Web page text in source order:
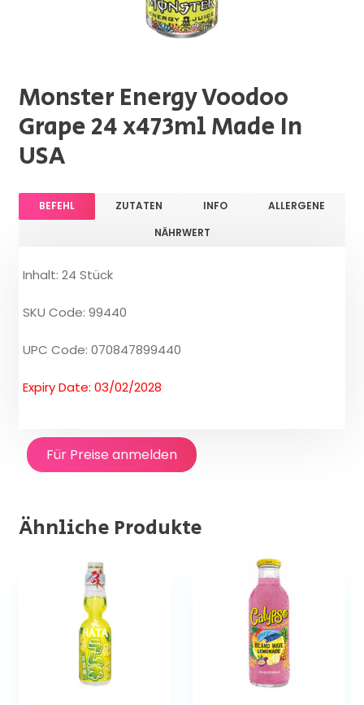
Monster Energy Voodoo
Grape 24 x473ml Made In
USA
BEFEHL ZUTATEN INFO
ALLERGENE
NÄHRWERT
Inhalt: 24 Stück
SKU Code: 99440
UPC Code: 070847899440
Expiry Date: 03/02/2028
Für Preise anmelden
Ähnliche Produkte